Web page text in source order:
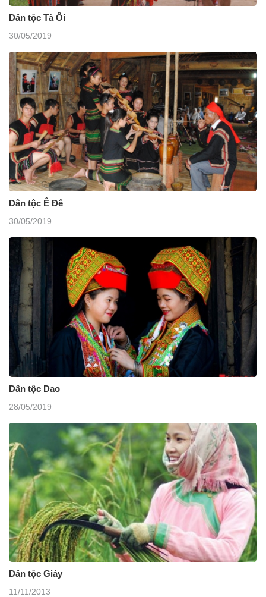
Dân tộc Tà Ôi
30/05/2019
Dân tộc Ê Đê
30/05/2019
Dân tộc Dao
28/05/2019
Dân tộc Giáy
11/11/2013